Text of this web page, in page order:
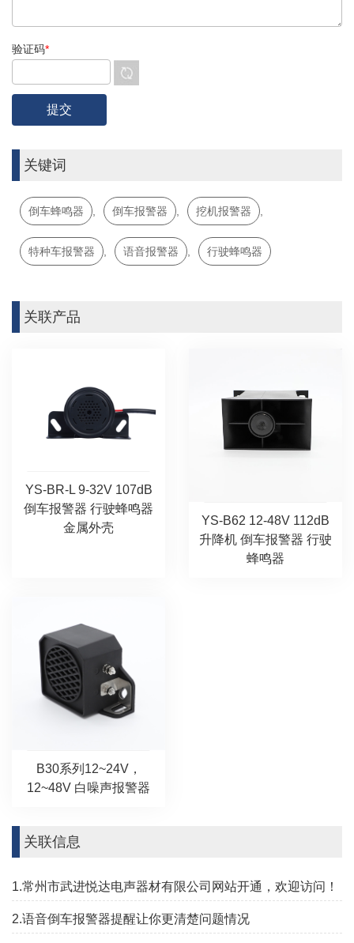
验证码*
关键词
倒车蜂鸣器 倒车报警器 挖机报警器
特种车报警器 语音报警器 行驶蜂鸣器
关联产品
YS-BR-L 9-32V 107dB
倒车报警器 行驶蜂鸣器
金属外壳
YS-B62 12-48V 112dB
升降机 倒车报警器 行驶
蜂鸣器
B30系列12~24V，
12~48V 白噪声报警器
关联信息
1.常州市武进悦达电声器材有限公司网站开通，欢迎访问！
2.语音倒车报警器提醒让你更清楚问题情况